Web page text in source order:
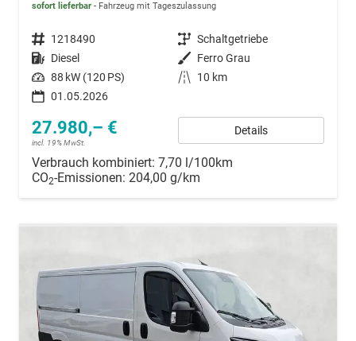
sofort lieferbar Fahrzeug mit Tageszulassung
Fahrzeugnummer 1218490 Getriebe Schaltgetriebe
Kraftstoff Diesel Außenfarbe Ferro Grau
Leistung 88 kW (120 PS) Kilometerstand
10 km
01.05.2026
27.980,– €
incl. 19% MwSt.
Details
Verbrauch kombiniert: 7,70 l/100km
CO2-Emissionen: 204,00 g/km